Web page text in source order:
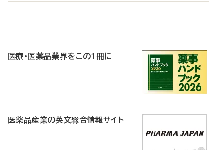
医療・医薬品業界をこの1冊に
医薬品産業の英文総合情報サイト